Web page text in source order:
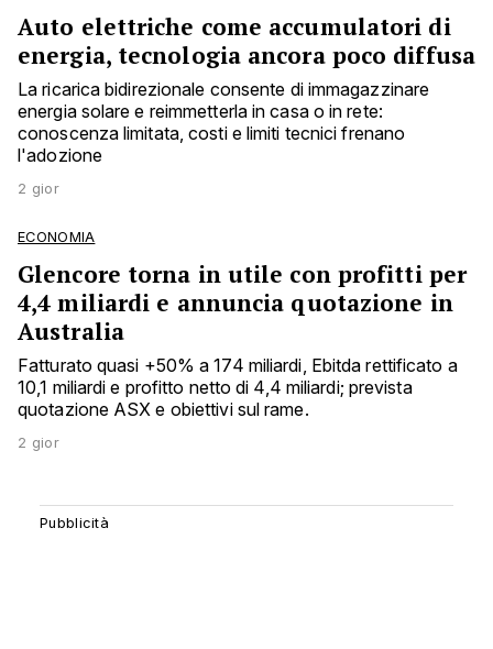
Auto elettriche come accumulatori di
energia, tecnologia ancora poco diffusa
La ricarica bidirezionale consente di immagazzinare
energia solare e reimmetterla in casa o in rete:
conoscenza limitata, costi e limiti tecnici frenano
l'adozione
2 gior
ECONOMIA
Glencore torna in utile con profitti per
4,4 miliardi e annuncia quotazione in
Australia
Fatturato quasi +50% a 174 miliardi, Ebitda rettificato a
10,1 miliardi e profitto netto di 4,4 miliardi; prevista
quotazione ASX e obiettivi sul rame.
2 gior